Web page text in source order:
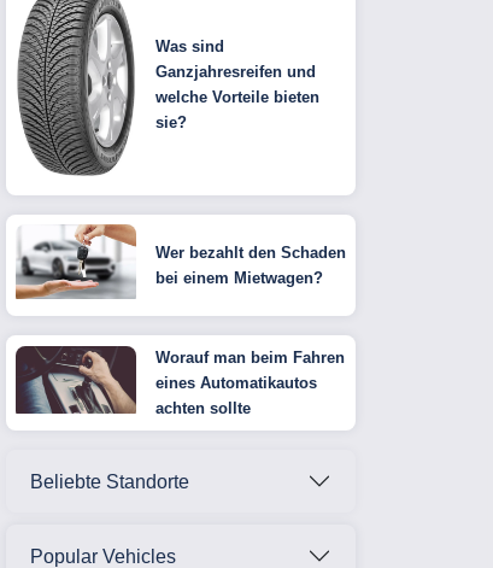
Was sind
Ganzjahresreifen und
welche Vorteile bieten
sie?
Wer bezahlt den Schaden
bei einem Mietwagen?
Worauf man beim Fahren
eines Automatikautos
achten sollte
Beliebte Standorte
Popular Vehicles